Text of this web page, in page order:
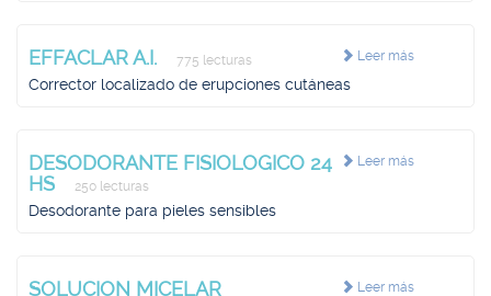
Leer más
EFFACLAR A.I. 775 lecturas
Corrector localizado de erupciones cutáneas
Leer más
DESODORANTE FISIOLOGICO 24
HS
250 lecturas
Desodorante para pieles sensibles
Leer más
SOLUCION MICELAR